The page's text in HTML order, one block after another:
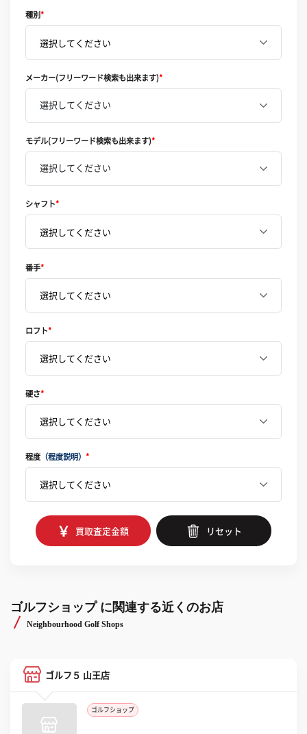
種別*
メーカー(フリーワード検索も出来ます)*
選択してください
モデル(フリーワード検索も出来ます)*
選択してください
シャフト*
番手*
ロフト*
硬さ*
程度 （程度説明）*
買取査定金額 リセット
ゴルフショップ に関連する近くのお店
Neighbourhood Golf Shops
ゴルフ５ 山王店
ゴルフショップ